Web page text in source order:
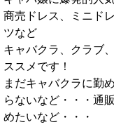
商売ドレス、ミニド
ツなど
キャバクラ、クラブ
ススメです！
まだキャバクラに勤
らないなど・・・通
めたいなど・・・